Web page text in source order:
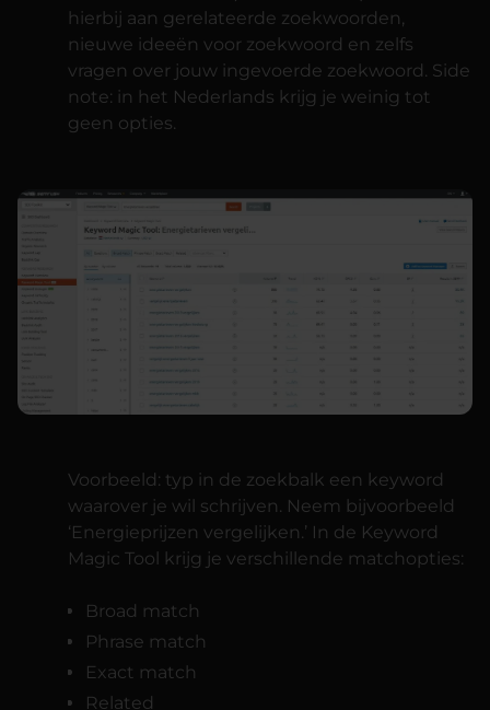
hierbij aan gerelateerde zoekwoorden,
nieuwe ideeën voor zoekwoord en zelfs
vragen over jouw ingevoerde zoekwoord. Side
note: in het Nederlands krijg je weinig tot
geen opties.
Voorbeeld: typ in de zoekbalk een keyword
waarover je wil schrijven. Neem bijvoorbeeld
‘Energieprijzen vergelijken.’ In de Keyword
Magic Tool krijg je verschillende matchopties:
Broad match
Phrase match
Exact match
Related